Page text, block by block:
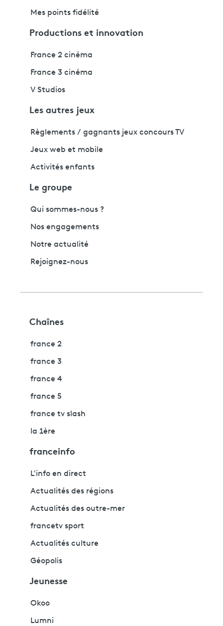
Mes points fidélité
Productions et innovation
France 2 cinéma
France 3 cinéma
V Studios
Les autres jeux
Règlements / gagnants jeux concours TV
Jeux web et mobile
Activités enfants
Le groupe
Qui sommes-nous ?
Nos engagements
Notre actualité
Rejoignez-nous
Chaînes
france 2
france 3
france 4
france 5
france tv slash
la 1ère
franceinfo
L'info en direct
Actualités des régions
Actualités des outre-mer
francetv sport
Actualités culture
Géopolis
Jeunesse
Okoo
Lumni